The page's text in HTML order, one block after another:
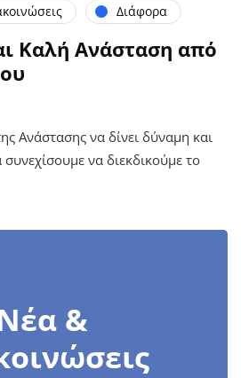
Διάφορα
Καλή Ανάσταση από
Ανάστασης να δίνει δύναμη και
συνεχίσουμε να διεκδικούμε το
&